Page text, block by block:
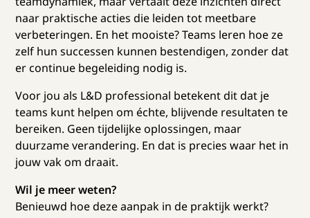
naar praktische acties die leiden tot meetbare
verbeteringen. En het mooiste? Teams leren hoe ze
zelf hun successen kunnen bestendigen, zonder dat
er continue begeleiding nodig is.
Voor jou als L&D professional betekent dit dat je
teams kunt helpen om échte, blijvende resultaten te
bereiken. Geen tijdelijke oplossingen, maar
duurzame verandering. En dat is precies waar het in
jouw vak om draait.
Wil je meer weten?
Benieuwd hoe deze aanpak in de praktijk werkt?